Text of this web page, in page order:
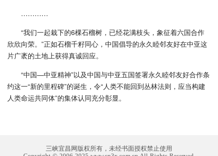
…………
“我们一起栽下的6棵石榴树，已经花满枝头，象征着六国合作
欣欣向荣。”正如石榴千籽同心，中国倡导的永久睦邻友好在中亚这
片广袤的土地上获得真诚回应。
“中国—中亚精神”以及中国与中亚五国签署永久睦邻友好合作条
约这一“新的里程碑”的诞生，令“人类不能回到丛林法则，应当构建
人类命运共同体”的集体认同充分彰显。
三峡宜昌网版权所有，未经书面授权禁止使用